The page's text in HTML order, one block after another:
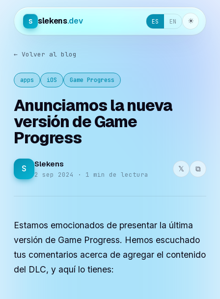
s slekens.dev ES EN ☀︎
← Volver al blog
apps iOS Game Progress
Anunciamos la nueva
versión de Game
Progress
S Slekens
2 sep 2024 · 1 min de lectura
𝕏 ⧉
Estamos emocionados de presentar la última
versión de Game Progress. Hemos escuchado
tus comentarios acerca de agregar el contenido
del DLC, y aquí lo tienes: